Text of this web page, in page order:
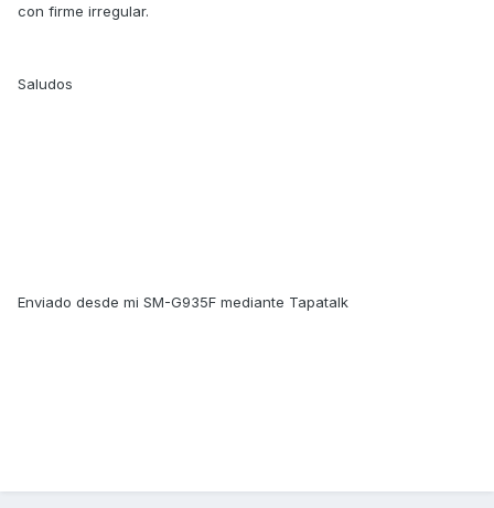
con firme irregular.
Saludos
Enviado desde mi SM-G935F mediante Tapatalk